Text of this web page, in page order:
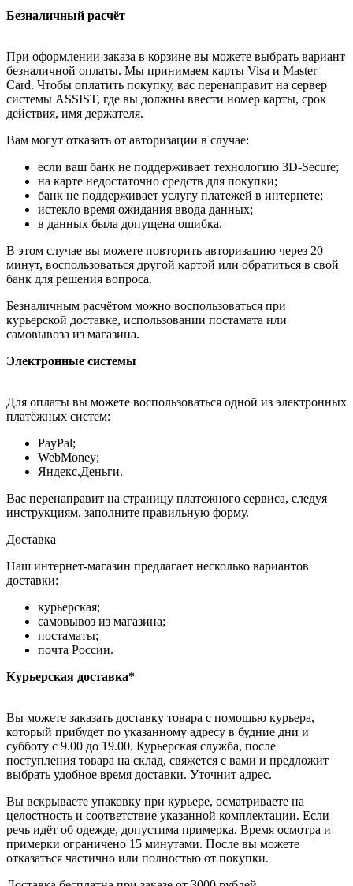
Безналичный расчёт
При оформлении заказа в корзине вы можете выбрать вариант
безналичной оплаты. Мы принимаем карты Visa и Master
Card. Чтобы оплатить покупку, вас перенаправит на сервер
системы ASSIST, где вы должны ввести номер карты, срок
действия, имя держателя.
Вам могут отказать от авторизации в случае:
если ваш банк не поддерживает технологию 3D-Secure;
на карте недостаточно средств для покупки;
банк не поддерживает услугу платежей в интернете;
истекло время ожидания ввода данных;
в данных была допущена ошибка.
В этом случае вы можете повторить авторизацию через 20
минут, воспользоваться другой картой или обратиться в свой
банк для решения вопроса.
Безналичным расчётом можно воспользоваться при
курьерской доставке, использовании постамата или
самовывоза из магазина.
Электронные системы
Для оплаты вы можете воспользоваться одной из электронных
платёжных систем:
PayPal;
WebMoney;
Яндекс.Деньги.
Вас перенаправит на страницу платежного сервиса, следуя
инструкциям, заполните правильную форму.
Доставка
Наш интернет-магазин предлагает несколько вариантов
доставки:
курьерская;
самовывоз из магазина;
постаматы;
почта России.
Курьерская доставка*
Вы можете заказать доставку товара с помощью курьера,
который прибудет по указанному адресу в будние дни и
субботу с 9.00 до 19.00. Курьерская служба, после
поступления товара на склад, свяжется с вами и предложит
выбрать удобное время доставки. Уточнит адрес.
Вы вскрываете упаковку при курьере, осматриваете на
целостность и соответствие указанной комплектации. Если
речь идёт об одежде, допустима примерка. Время осмотра и
примерки ограничено 15 минутами. После вы можете
отказаться частично или полностью от покупки.